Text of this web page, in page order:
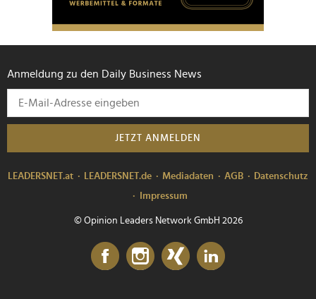
Anmeldung zu den Daily Business News
JETZT ANMELDEN
LEADERSNET.at LEADERSNET.de Mediadaten AGB
Datenschutz
Impressum
© Opinion Leaders Network GmbH 2026